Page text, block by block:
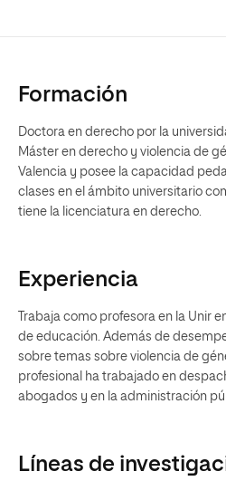
Formación
Doctora en derecho por la
Máster en derecho y violencia de
Valencia y posee la capacidad
clases en el ámbito universitario
tiene la licenciatura en derecho.
Experiencia
Trabaja como profesora en la Unir
de educación. Además de
sobre temas sobre violencia de
profesional ha trabajado en
abogados y en la administración
Líneas de